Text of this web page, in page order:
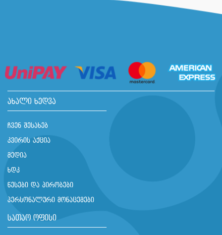
ახალი ხედვა
ჩვენ შესახებ
კვირის აქცია
მედია
ხდკ
წესები და პირობები
პერსონალური მონაცემები
სათაო ოფისი